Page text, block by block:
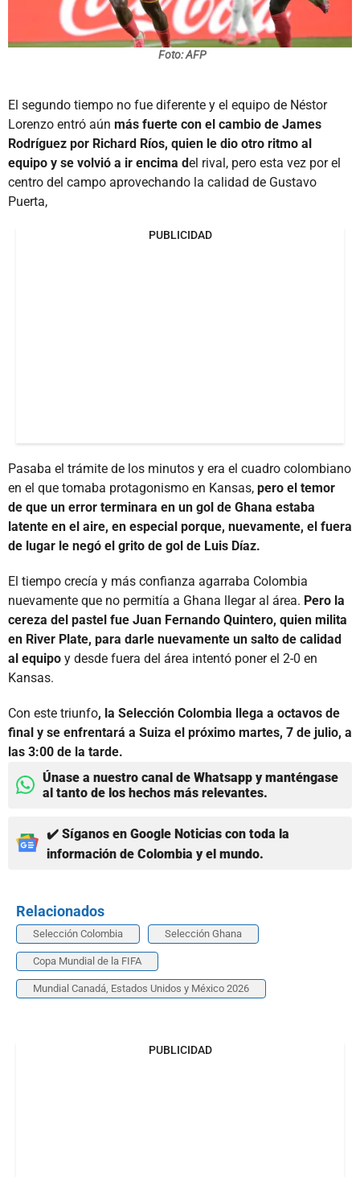
Foto: AFP
El segundo tiempo no fue diferente y el equipo de Néstor
Lorenzo entró aún más fuerte con el cambio de James
Rodríguez por Richard Ríos, quien le dio otro ritmo al
equipo y se volvió a ir encima del rival, pero esta vez por el
centro del campo aprovechando la calidad de Gustavo
Puerta,
PUBLICIDAD
Pasaba el trámite de los minutos y era el cuadro colombiano
en el que tomaba protagonismo en Kansas, pero el temor
de que un error terminara en un gol de Ghana estaba
latente en el aire, en especial porque, nuevamente, el fuera
de lugar le negó el grito de gol de Luis Díaz.
El tiempo crecía y más confianza agarraba Colombia
nuevamente que no permitía a Ghana llegar al área. Pero la
cereza del pastel fue Juan Fernando Quintero, quien milita
en River Plate, para darle nuevamente un salto de calidad
al equipo y desde fuera del área intentó poner el 2-0 en
Kansas.
Con este triunfo, la Selección Colombia llega a octavos de
final y se enfrentará a Suiza el próximo martes, 7 de julio, a
las 3:00 de la tarde.
Únase a nuestro canal de Whatsapp y manténgase
al tanto de los hechos más relevantes.
✔️ Síganos en Google Noticias con toda la
información de Colombia y el mundo.
Relacionados
Selección Colombia Selección Ghana
Copa Mundial de la FIFA
Mundial Canadá, Estados Unidos y México 2026
PUBLICIDAD